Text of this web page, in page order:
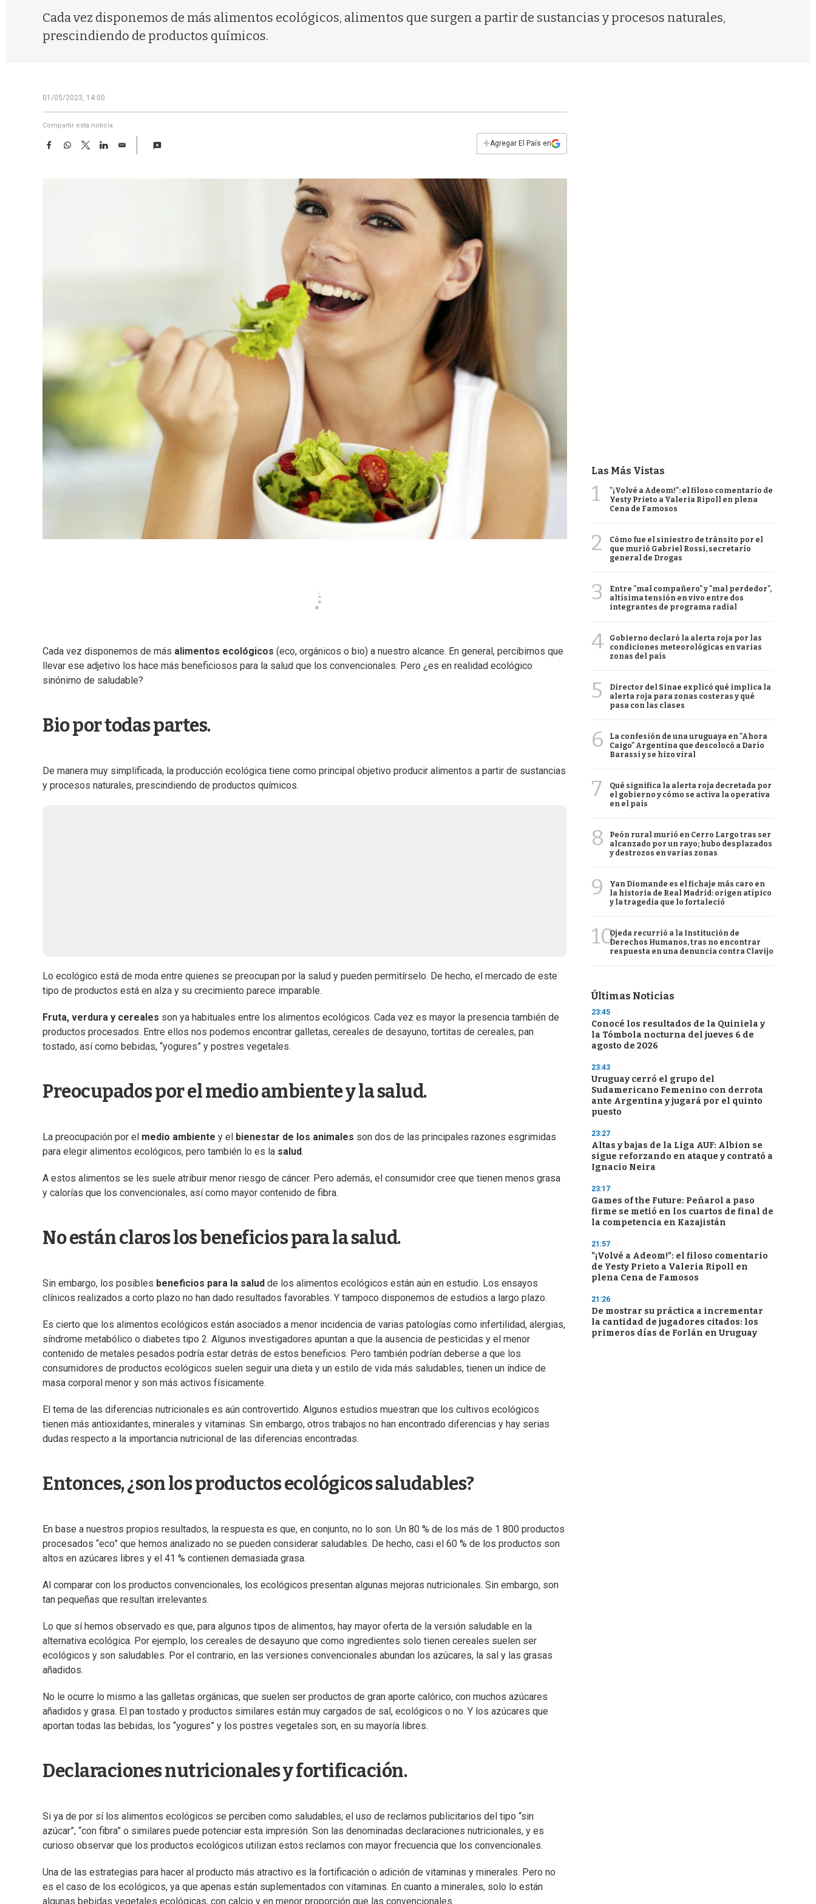
Cada vez disponemos de más alimentos ecológicos, alimentos que surgen a partir de sustancias y procesos naturales,
prescindiendo de productos químicos.
01/05/2023, 14:00
Compartir esta noticia
F
W
T
w
L
E
+Agregar El País en
Cada vez disponemos de más alimentos ecológicos (eco, orgánicos o bio) a nuestro alcance. En general, percibimos que
llevar ese adjetivo los hace más beneficiosos para la salud que los convencionales. Pero ¿es en realidad ecológico
sinónimo de saludable?
Bio por todas partes.
De manera muy simplificada, la producción ecológica tiene como principal objetivo producir alimentos a partir de sustancias
y procesos naturales, prescindiendo de productos químicos.
Lo ecológico está de moda entre quienes se preocupan por la salud y pueden permitírselo. De hecho, el mercado de este
tipo de productos está en alza y su crecimiento parece imparable.
Fruta, verdura y cereales son ya habituales entre los alimentos ecológicos. Cada vez es mayor la presencia también de
productos procesados. Entre ellos nos podemos encontrar galletas, cereales de desayuno, tortitas de cereales, pan
tostado, así como bebidas, “yogures” y postres vegetales.
Preocupados por el medio ambiente y la salud.
La preocupación por el medio ambiente y el bienestar de los animales son dos de las principales razones esgrimidas
para elegir alimentos ecológicos, pero también lo es la salud.
A estos alimentos se les suele atribuir menor riesgo de cáncer. Pero además, el consumidor cree que tienen menos grasa
y calorías que los convencionales, así como mayor contenido de fibra.
No están claros los beneficios para la salud.
Sin embargo, los posibles beneficios para la salud de los alimentos ecológicos están aún en estudio. Los ensayos
clínicos realizados a corto plazo no han dado resultados favorables. Y tampoco disponemos de estudios a largo plazo.
Es cierto que los alimentos ecológicos están asociados a menor incidencia de varias patologías como infertilidad, alergias,
síndrome metabólico o diabetes tipo 2. Algunos investigadores apuntan a que la ausencia de pesticidas y el menor
contenido de metales pesados podría estar detrás de estos beneficios. Pero también podrían deberse a que los
consumidores de productos ecológicos suelen seguir una dieta y un estilo de vida más saludables, tienen un índice de
masa corporal menor y son más activos físicamente.
El tema de las diferencias nutricionales es aún controvertido. Algunos estudios muestran que los cultivos ecológicos
tienen más antioxidantes, minerales y vitaminas. Sin embargo, otros trabajos no han encontrado diferencias y hay serias
dudas respecto a la importancia nutricional de las diferencias encontradas.
Entonces, ¿son los productos ecológicos saludables?
En base a nuestros propios resultados, la respuesta es que, en conjunto, no lo son. Un 80 % de los más de 1 800 productos
procesados “eco” que hemos analizado no se pueden considerar saludables. De hecho, casi el 60 % de los productos son
altos en azúcares libres y el 41 % contienen demasiada grasa.
Al comparar con los productos convencionales, los ecológicos presentan algunas mejoras nutricionales. Sin embargo, son
tan pequeñas que resultan irrelevantes.
Lo que sí hemos observado es que, para algunos tipos de alimentos, hay mayor oferta de la versión saludable en la
alternativa ecológica. Por ejemplo, los cereales de desayuno que como ingredientes solo tienen cereales suelen ser
ecológicos y son saludables. Por el contrario, en las versiones convencionales abundan los azúcares, la sal y las grasas
añadidos.
No le ocurre lo mismo a las galletas orgánicas, que suelen ser productos de gran aporte calórico, con muchos azúcares
añadidos y grasa. El pan tostado y productos similares están muy cargados de sal, ecológicos o no. Y los azúcares que
aportan todas las bebidas, los “yogures” y los postres vegetales son, en su mayoría libres.
Declaraciones nutricionales y fortificación.
Si ya de por sí los alimentos ecológicos se perciben como saludables, el uso de reclamos publicitarios del tipo “sin
azúcar”, “con fibra” o similares puede potenciar esta impresión. Son las denominadas declaraciones nutricionales, y es
curioso observar que los productos ecológicos utilizan estos reclamos con mayor frecuencia que los convencionales.
Una de las estrategias para hacer al producto más atractivo es la fortificación o adición de vitaminas y minerales. Pero no
es el caso de los ecológicos, ya que apenas están suplementados con vitaminas. En cuanto a minerales, solo lo están
algunas bebidas vegetales ecológicas, con calcio y en menor proporción que las convencionales.
Las Más Vistas
1
"¡Volvé a Adeom!": el filoso comentario de
Yesty Prieto a Valeria Ripoll en plena
Cena de Famosos
2
Cómo fue el siniestro de tránsito por el
que murió Gabriel Rossi, secretario
general de Drogas
3
Entre "mal compañero" y "mal perdedor",
altísima tensión en vivo entre dos
integrantes de programa radial
4
Gobierno declaró la alerta roja por las
condiciones meteorológicas en varias
zonas del país
5
Director del Sinae explicó qué implica la
alerta roja para zonas costeras y qué
pasa con las clases
6
La confesión de una uruguaya en "Ahora
Caigo" Argentina que descolocó a Darío
Barassi y se hizo viral
7
Qué significa la alerta roja decretada por
el gobierno y cómo se activa la operativa
en el país
8
Peón rural murió en Cerro Largo tras ser
alcanzado por un rayo; hubo desplazados
y destrozos en varias zonas
9
Yan Diomande es el fichaje más caro en
la historia de Real Madrid: origen atípico
y la tragedia que lo fortaleció
10Ojeda recurrió a la Institución de
Derechos Humanos, tras no encontrar
respuesta en una denuncia contra Clavijo
Últimas Noticias
23:45
Conocé los resultados de la Quiniela y
la Tómbola nocturna del jueves 6 de
agosto de 2026
23:43
Uruguay cerró el grupo del
Sudamericano Femenino con derrota
ante Argentina y jugará por el quinto
puesto
23:27
Altas y bajas de la Liga AUF: Albion se
sigue reforzando en ataque y contrató a
Ignacio Neira
23:17
Games of the Future: Peñarol a paso
firme se metió en los cuartos de final de
la competencia en Kazajistán
21:57
"¡Volvé a Adeom!": el filoso comentario
de Yesty Prieto a Valeria Ripoll en
plena Cena de Famosos
21:26
De mostrar su práctica a incrementar
la cantidad de jugadores citados: los
primeros días de Forlán en Uruguay